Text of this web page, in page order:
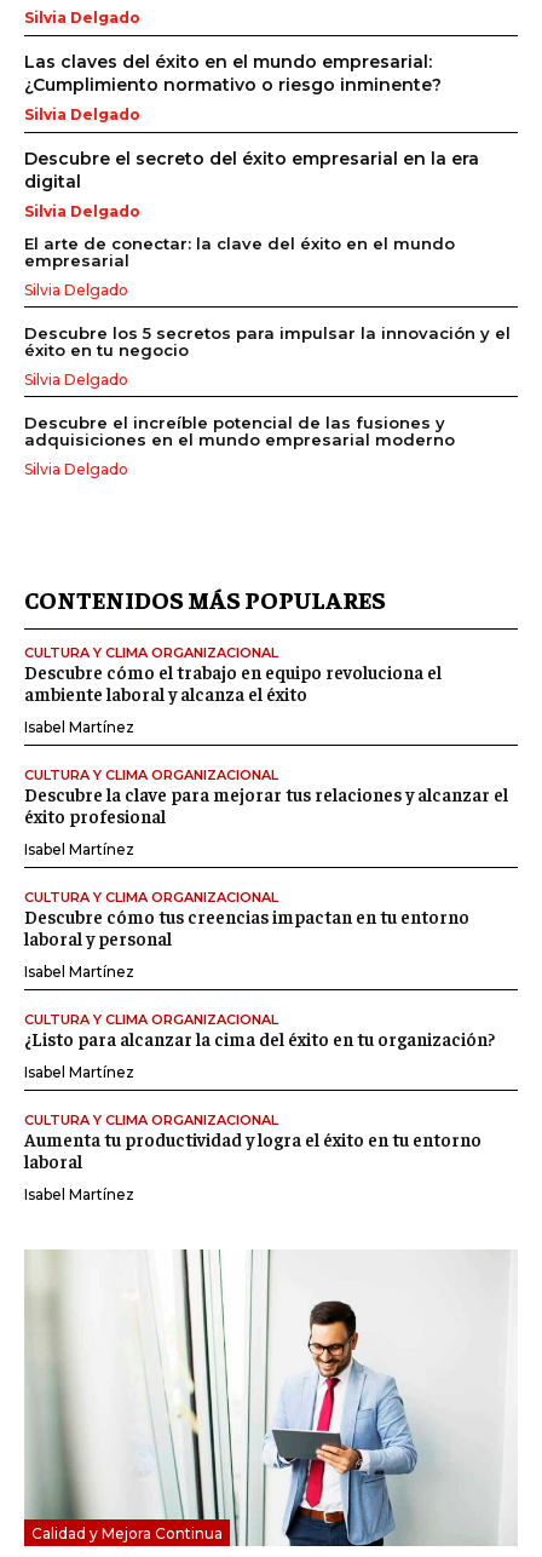
Silvia Delgado
Las claves del éxito en el mundo empresarial:
¿Cumplimiento normativo o riesgo inminente?
Silvia Delgado
Descubre el secreto del éxito empresarial en la era
digital
Silvia Delgado
El arte de conectar: la clave del éxito en el mundo
empresarial
Silvia Delgado
Descubre los 5 secretos para impulsar la innovación y el
éxito en tu negocio
Silvia Delgado
Descubre el increíble potencial de las fusiones y
adquisiciones en el mundo empresarial moderno
Silvia Delgado
CONTENIDOS MÁS POPULARES
CULTURA Y CLIMA ORGANIZACIONAL
Descubre cómo el trabajo en equipo revoluciona el
ambiente laboral y alcanza el éxito
Isabel Martínez
CULTURA Y CLIMA ORGANIZACIONAL
Descubre la clave para mejorar tus relaciones y alcanzar el
éxito profesional
Isabel Martínez
CULTURA Y CLIMA ORGANIZACIONAL
Descubre cómo tus creencias impactan en tu entorno
laboral y personal
Isabel Martínez
CULTURA Y CLIMA ORGANIZACIONAL
¿Listo para alcanzar la cima del éxito en tu organización?
Isabel Martínez
CULTURA Y CLIMA ORGANIZACIONAL
Aumenta tu productividad y logra el éxito en tu entorno
laboral
Isabel Martínez
Calidad y Mejora Continua